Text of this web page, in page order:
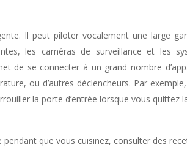
Il peut piloter vocalement une large
les caméras de surveillance et les
de se connecter à un grand nombre
ou d’autres déclencheurs. Par
la porte d’entrée lorsque vous quittez
pendant que vous cuisinez, consulter des